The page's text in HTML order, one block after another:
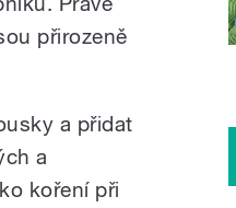
přirozeně
a přidat
a
koření při